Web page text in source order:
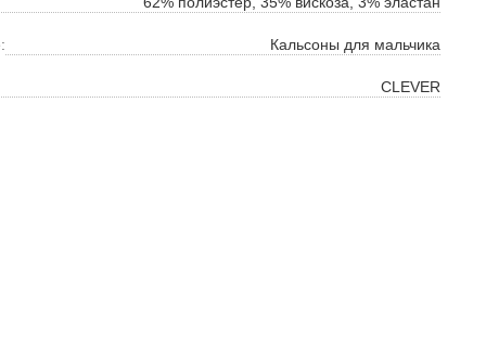
Кальсоны для мальчика
CLEVER